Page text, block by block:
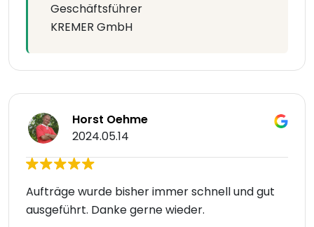
Geschäftsführer
KREMER GmbH
Horst Oehme
2024.05.14
Aufträge wurde bisher immer schnell und gut
ausgeführt. Danke gerne wieder.